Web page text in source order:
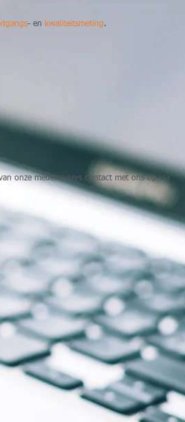
- en kwaliteitsmeting.
onze medewerkers contact met ons op via